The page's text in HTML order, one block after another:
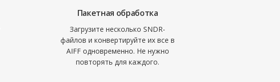
Пакетная обработка
Загрузите несколько SNDR-
файлов и конвертируйте их все в
AIFF одновременно. Не нужно
повторять для каждого.